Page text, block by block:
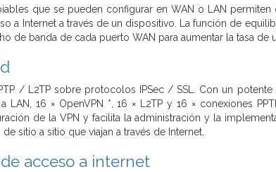
que se pueden configurar en WAN o LAN
a Internet a través de un dispositivo. La función de
de banda de cada puerto WAN para aumentar la tasa de
/ L2TP sobre protocolos IPSec / SSL. Con un
LAN, 16 × OpenVPN *, 16 × L2TP y 16 × conexiones
de la VPN y facilita la administración y la
sitio a sitio que viajan a través de Internet.
acceso a internet